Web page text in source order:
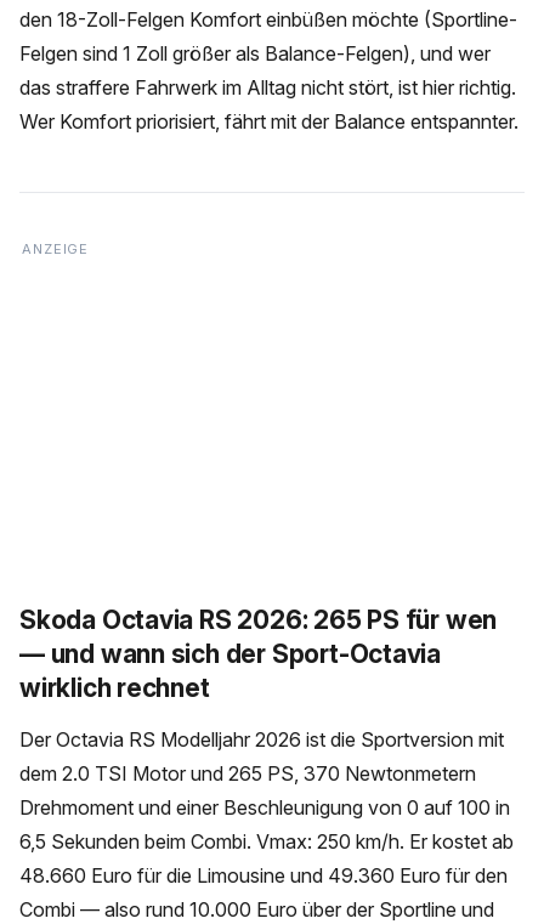
den 18-Zoll-Felgen Komfort einbüßen möchte (Sportline-
Felgen sind 1 Zoll größer als Balance-Felgen), und wer
das straffere Fahrwerk im Alltag nicht stört, ist hier richtig.
Wer Komfort priorisiert, fährt mit der Balance entspannter.
Skoda Octavia RS 2026: 265 PS für wen
— und wann sich der Sport-Octavia
wirklich rechnet
Der Octavia RS Modelljahr 2026 ist die Sportversion mit
dem 2.0 TSI Motor und 265 PS, 370 Newtonmetern
Drehmoment und einer Beschleunigung von 0 auf 100 in
6,5 Sekunden beim Combi. Vmax: 250 km/h. Er kostet ab
48.660 Euro für die Limousine und 49.360 Euro für den
Combi — also rund 10.000 Euro über der Sportline und